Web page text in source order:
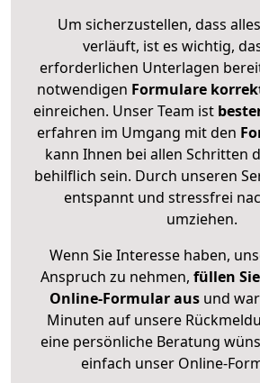
Um sicherzustellen, dass
verläuft, ist es wichtig,
erforderlichen Unterlagen
notwendigen Formulare
einreichen. Unser Team ist
erfahren im Umgang mit den
kann Ihnen bei allen Schritten
behilflich sein. Durch unseren
entspannt und stressfrei
umziehen.
Wenn Sie Interesse haben,
Anspruch zu nehmen, füllen
Online-Formular ausund
Minuten auf unsere
eine persönliche Beratung
einfach unser Online-